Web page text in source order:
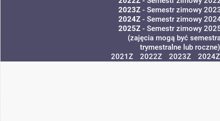
2023Z- Semestr zimowy
2024Z- Semestr zimowy
2025Z- Semestr zimowy
(zajęcia mogą być
trymestralne lub roczne)
2021Z
2022Z 2023Z 2024Z